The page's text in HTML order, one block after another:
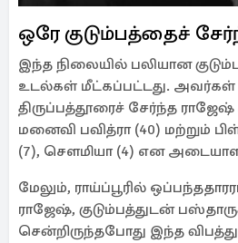
ஒரே குடும்பத்தைச்
இந்த நிலையில் பலியான
உடல்கள் மீட்கப்பட்டது. அவர்கள்
திருப்பத்தூரைச் சேர்ந்த ராஜேஷ்
மனைவி பவித்ரா (40) மற்றும்
(7), சௌமியா (4) என
மேலும், ராய்ப்பூரில்
ராஜேஷ், குடும்பத்துடன்
சென்றிருந்தபோது இந்த